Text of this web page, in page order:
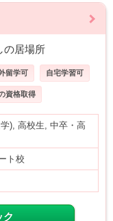
の居場所
留学可 自宅学習可
資格取得
), 高校生, 中卒・高
ト校
ク